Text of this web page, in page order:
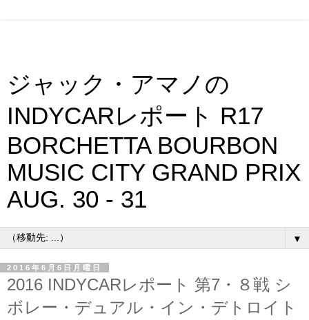
ジャック・アマノの
INDYCARレポート R17
BORCHETTA BOURBON
MUSIC CITY GRAND PRIX
AUG. 30 - 31
▼
2016年6月6日月曜日
2016 INDYCARレポート 第7・８戦 シ
ボレー・デュアル・イン・デトロイト